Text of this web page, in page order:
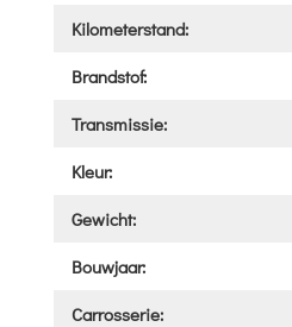
Kilometerstand:
Brandstof:
Transmissie:
Kleur:
Gewicht:
Bouwjaar:
Carrosserie: